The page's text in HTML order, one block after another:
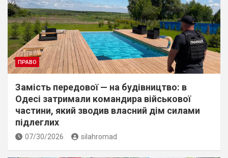
ПРАВО
Замість передової — на будівництво: в
Одесі затримали командира військової
частини, який зводив власний дім силами
підлеглих
07/30/2026 silahromad